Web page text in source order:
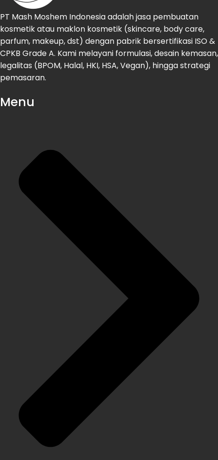
PT Mash Moshem Indonesia adalah jasa pembuatan
kosmetik atau maklon kosmetik (skincare, body care,
parfum, makeup, dst) dengan pabrik bersertifikasi ISO &
CPKB Grade A. Kami melayani formulasi, desain kemasan,
legalitas (BPOM, Halal, HKI, HSA, Vegan), hingga strategi
pemasaran.
Menu